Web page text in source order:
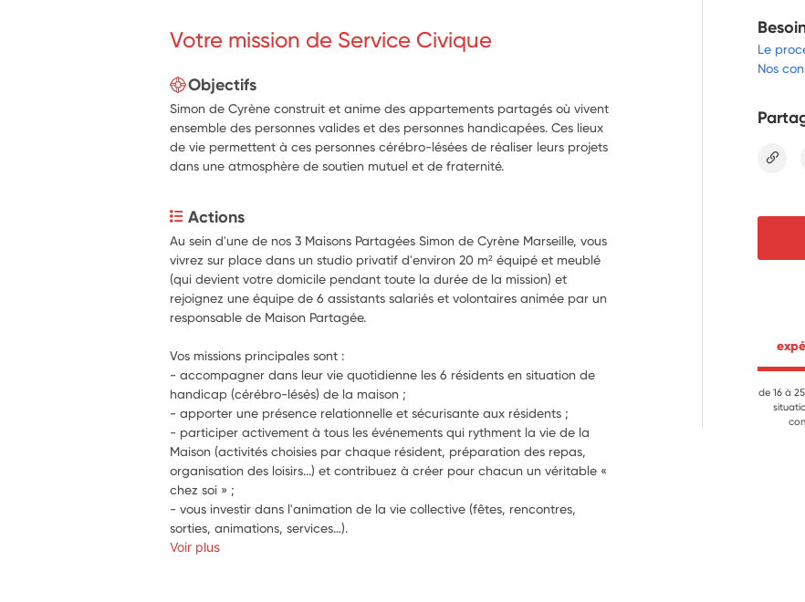
Votre mission de Service Civique
Objectifs
Simon de Cyrène construit et anime des appartements partagés où vivent
ensemble des personnes valides et des personnes handicapées. Ces lieux
de vie permettent à ces personnes cérébro-lésées de réaliser leurs projets
dans une atmosphère de soutien mutuel et de fraternité.
Actions
Au sein d'une de nos 3 Maisons Partagées Simon de Cyrène Marseille, vous
vivrez sur place dans un studio privatif d'environ 20 m² équipé et meublé
(qui devient votre domicile pendant toute la durée de la mission) et
rejoignez une équipe de 6 assistants salariés et volontaires animée par un
responsable de Maison Partagée.
Vos missions principales sont :
- accompagner dans leur vie quotidienne les 6 résidents en situation de
handicap (cérébro-lésés) de la maison ;
- apporter une présence relationnelle et sécurisante aux résidents ;
- participer activement à tous les événements qui rythment la vie de la
Maison (activités choisies par chaque résident, préparation des repas,
organisation des loisirs...) et contribuez à créer pour chacun un véritable «
chez soi » ;
- vous investir dans l'animation de la vie collective (fêtes, rencontres,
sorties, animations, services…).
Voir plus
Le
Nos
de 16 à